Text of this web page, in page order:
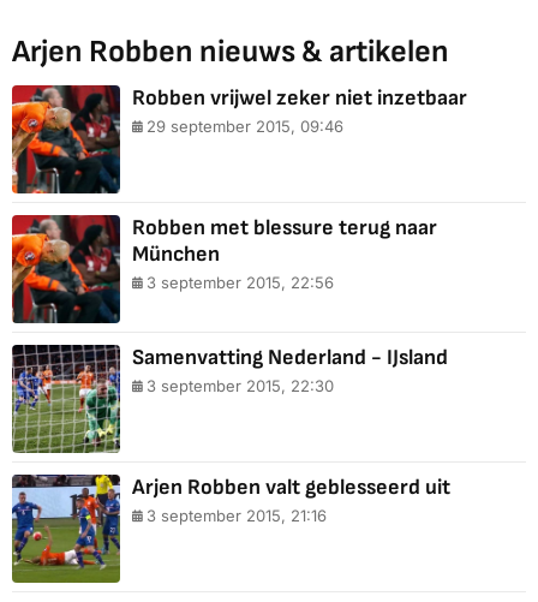
Arjen Robben nieuws & artikelen
Robben vrijwel zeker niet inzetbaar
29 september 2015, 09:46
Robben met blessure terug naar
München
3 september 2015, 22:56
Samenvatting Nederland - IJsland
3 september 2015, 22:30
Arjen Robben valt geblesseerd uit
3 september 2015, 21:16